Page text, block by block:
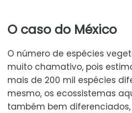
O caso do México
O número de espécies
muito chamativo, pois
mais de 200 mil espécies
mesmo, os ecossistemas
também bem